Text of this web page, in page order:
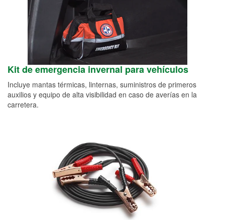
Kit de emergencia invernal para vehículos
Incluye mantas térmicas, linternas, suministros de primeros
auxilios y equipo de alta visibilidad en caso de averías en la
carretera.